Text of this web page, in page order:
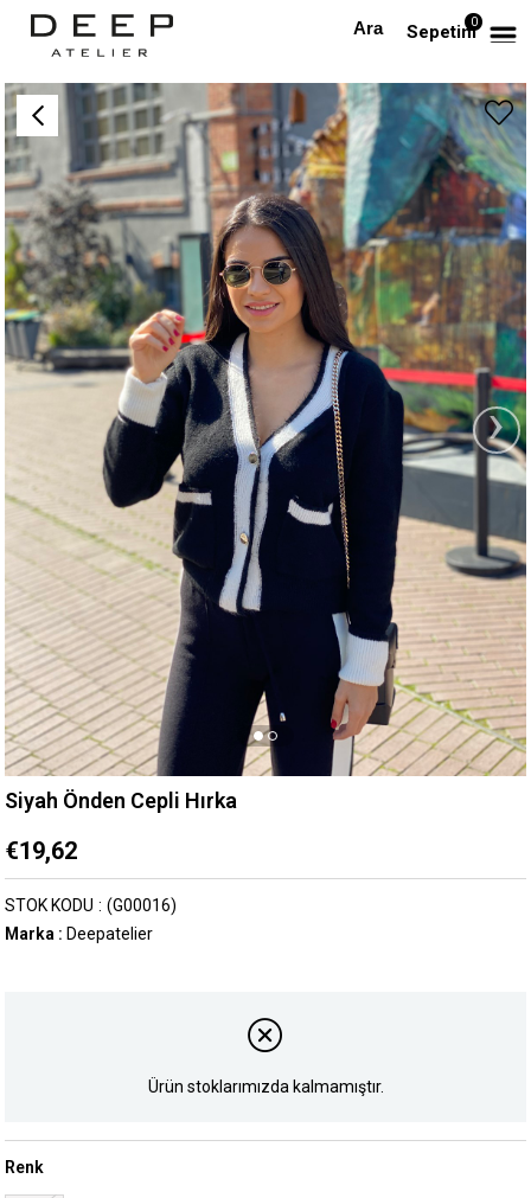
Sepetim0
Anasayfa Siyah Önden Cepli Hırka
›
Siyah Önden Cepli Hırka
€19,62
(G00016)
STOK KODU
Marka : Deepatelier
Ürün stoklarımızda kalmamıştır.
Renk